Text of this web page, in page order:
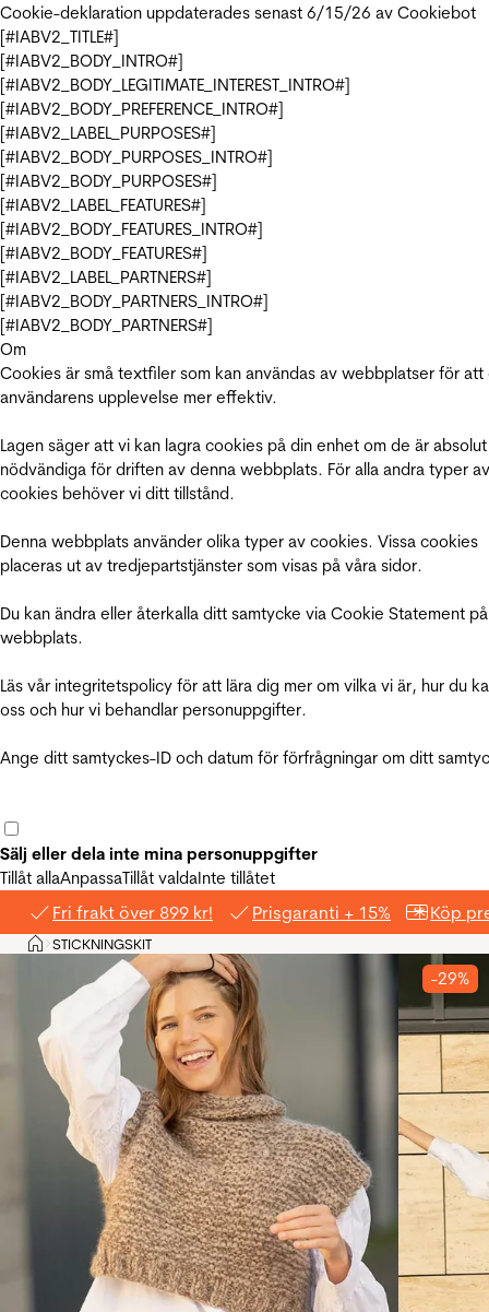
Cookie-deklaration uppdaterades senast 6/15/26 av Cookiebot
[#IABV2_TITLE#]
[#IABV2_BODY_INTRO#]
[#IABV2_BODY_LEGITIMATE_INTEREST_INTRO#]
[#IABV2_BODY_PREFERENCE_INTRO#]
[#IABV2_LABEL_PURPOSES#]
[#IABV2_BODY_PURPOSES_INTRO#]
[#IABV2_BODY_PURPOSES#]
[#IABV2_LABEL_FEATURES#]
[#IABV2_BODY_FEATURES_INTRO#]
[#IABV2_BODY_FEATURES#]
[#IABV2_LABEL_PARTNERS#]
[#IABV2_BODY_PARTNERS_INTRO#]
[#IABV2_BODY_PARTNERS#]
Om
Cookies är små textfiler som kan användas av webbplatser för att
användarens upplevelse mer effektiv.
Lagen säger att vi kan lagra cookies på din enhet om de är absolut
nödvändiga för driften av denna webbplats. För alla andra typer av
cookies behöver vi ditt tillstånd.
Denna webbplats använder olika typer av cookies. Vissa cookies
placeras ut av tredjepartstjänster som visas på våra sidor.
Du kan ändra eller återkalla ditt samtycke via Cookie Statement
webbplats.
Läs vår integritetspolicy för att lära dig mer om vilka vi är, hur du
oss och hur vi behandlar personuppgifter.
Ange ditt samtyckes-ID och datum för förfrågningar om ditt
Sälj eller dela inte mina personuppgifter
Tillåt allaAnpassaTillåt valdaInte tillåtet
Fri frakt över 899 kr! Prisgaranti + 15% Köp
Hem
>STICKNINGSKIT
-29%